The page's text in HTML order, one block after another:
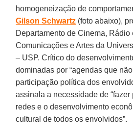
homogeneização de
Gilson Schwartz (foto abaixo),
Departamento de Cinema,
Comunicações e Artes da
– USP. Crítico do
dominadas por “agendas que
participação política dos
assinala a necessidade de “fazer
redes e o desenvolvimento
cultural de todos os envolvidos”.